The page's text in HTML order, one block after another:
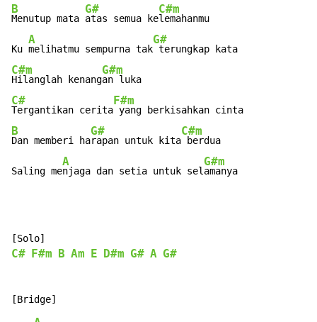
B
Menutup mata
G#
atas semua ke
C#m
lemahanmu
Ku
A
melihatmu sempurna tak
G#
C#m
Hilanglah kenang
G#m
C#
Tergantikan cerita
F#m
B
Dan memberi ha
G#
rapan untuk kita
C#m
berdua
Saling me
A
njaga dan setia untuk sel
G#m
amanya
C# F#m B Am E D#m G# A G#